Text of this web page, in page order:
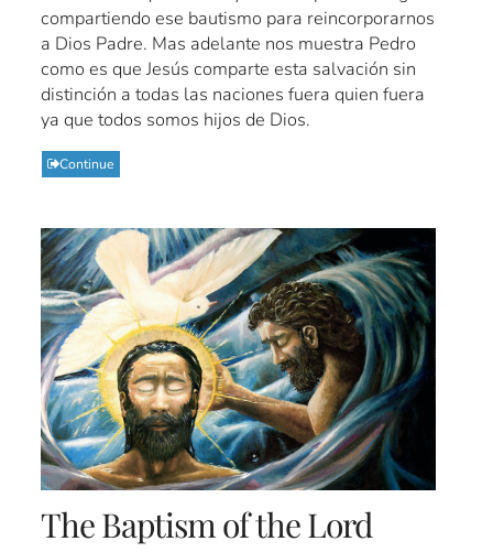
compartiendo ese bautismo para reincorporarnos
a Dios Padre. Mas adelante nos muestra Pedro
como es que Jesús comparte esta salvación sin
distinción a todas las naciones fuera quien fuera
ya que todos somos hijos de Dios.
Continue
The Baptism of the Lord